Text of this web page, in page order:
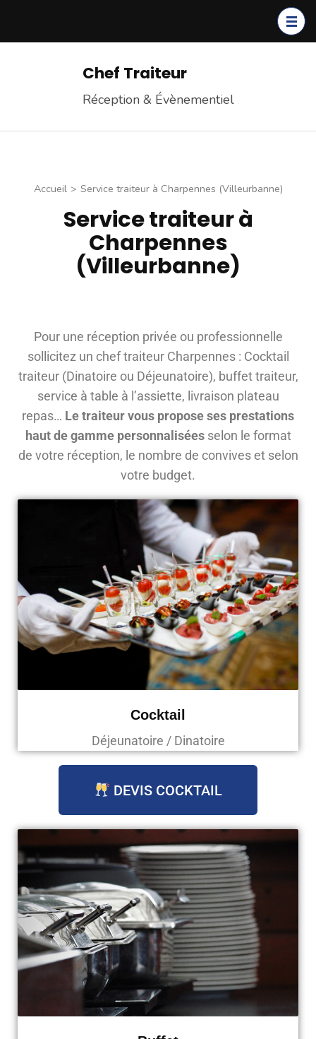
Chef Traiteur
Réception & Évènementiel
Accueil > Service traiteur à Charpennes (Villeurbanne)
Service traiteur à
Charpennes
(Villeurbanne)
Pour une réception privée ou professionnelle
sollicitez un chef traiteur Charpennes : Cocktail
traiteur (Dinatoire ou Déjeunatoire), buffet traiteur,
service à table à l’assiette, livraison plateau
repas… Le traiteur vous propose ses prestations
haut de gamme personnaliséesselon le format
de votre réception, le nombre de convives et selon
votre budget.
Cocktail
Déjeunatoire / Dinatoire
DEVIS COCKTAIL